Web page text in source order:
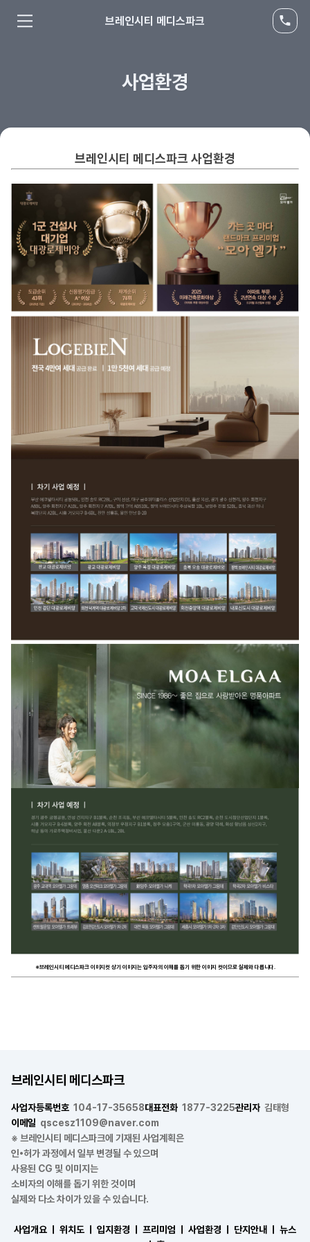
브레인시티 메디스파크
사업환경
브레인시티 메디스파크 사업환경
※브레인시티 메디스파크 이미지컷 상기 이미지는 입주자의 이해를 돕기 위한 이미지 컷이므로 실제와 다릅니다.
브레인시티 메디스파크
사업자등록번호 104-17-35658대표전화 1877-3225관리자 김태형
이메일 qscesz1109@naver.com
※ 브레인시티 메디스파크에 기재된 사업계획은
인•허가 과정에서 일부 변경될 수 있으며
사용된 CG 및 이미지는
소비자의 이해를 돕기 위한 것이며
실제와 다소 차이가 있을 수 있습니다.
사업개요 ㅣ 위치도 ㅣ 입지환경 ㅣ 프리미엄 ㅣ 사업환경 ㅣ 단지안내 ㅣ
뉴스